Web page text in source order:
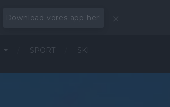
Download vores app her!
SPORT SKI